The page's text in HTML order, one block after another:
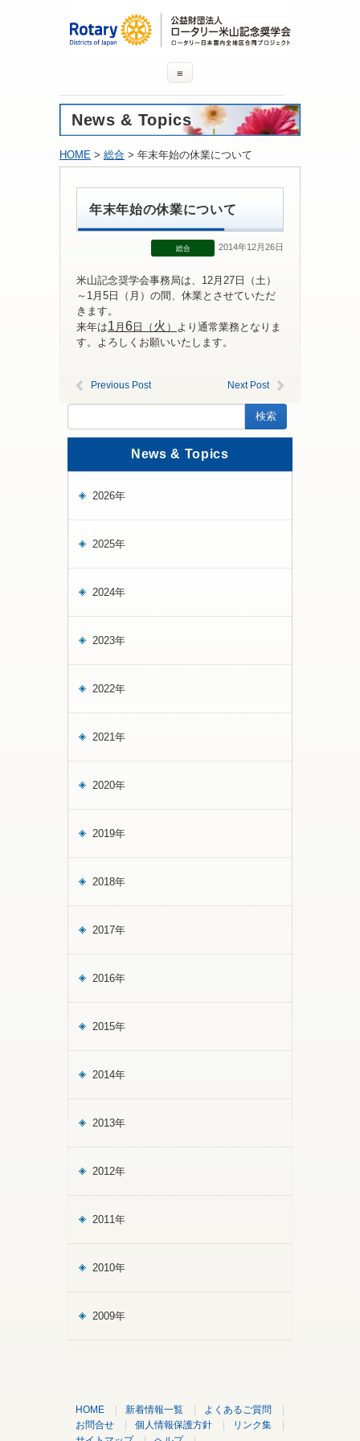
≡
News & Topics
HOME > 総合 > 年末年始の休業について
年末年始の休業について
総合 2014年12月26日
米山記念奨学会事務局は、12月27日（土）
～1月5日（月）の間、休業とさせていただ
きます。
来年は1 月 6 日（ 火 ）
より通常業務となりま
す。よろしくお願いいたします。
Previous Post Next Post
News & Topics
2026年
2025年
2024年
2023年
2022年
2021年
2020年
2019年
2018年
2017年
2016年
2015年
2014年
2013年
2012年
2011年
2010年
2009年
HOME | 新着情報一覧 | よくあるご質問
|
お問合せ
| 個人情報保護方針 | リンク集
|